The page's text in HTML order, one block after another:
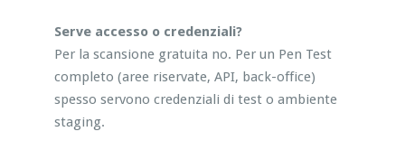
Serve accesso o credenziali?
Per la scansione gratuita no. Per un Pen Test
completo (aree riservate, API, back-office)
spesso servono credenziali di test o ambiente
staging.